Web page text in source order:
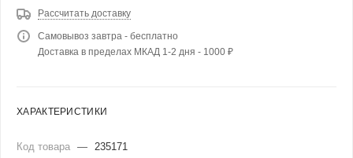
Рассчитать доставку
Самовывоз завтра - бесплатно
Доставка в пределах МКАД 1-2 дня - 1000 ₽
ХАРАКТЕРИСТИКИ
Код товара —
235171